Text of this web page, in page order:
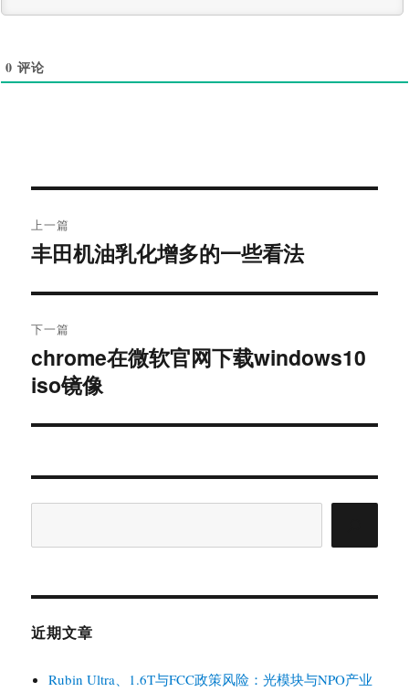
0 评论
章
上一篇
上
文
章：
丰田机油乳化增多的一些看法
下一篇
下
篇
章：
chrome在微软官网下载windows10
iso镜像
近期文章
Rubin Ultra、1.6T与FCC政策风险：光模块与NPO产业